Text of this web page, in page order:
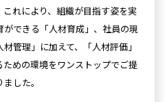
れにより、組織が目指す姿を実
できる「人材育成」、社員の現
管理」に加えて、「人材評価」
めの環境をワンストップでご提
した。